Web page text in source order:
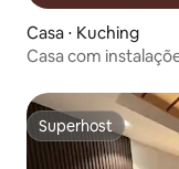
Casa ⋅ Kuching
Casa com
Superhost
Superhost